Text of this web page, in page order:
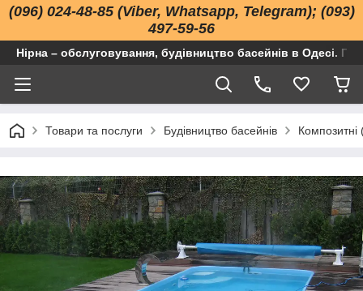
(096) 024-48-85 (Viber, Whatsapp, Telegram); (093)
497-59-56
Нірна – обслуговування, будівництво басейнів в Одесі.
Товари та послуги Будівництво басейнів Композитні